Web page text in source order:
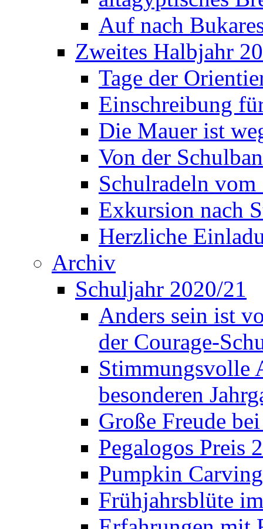
Auf nach
Zweites Halbjahr
Tage der
Einschreibung
Die Mauer ist
Von der
Schulradeln
Exkursion nach
Herzliche
Archiv
Schuljahr 2020/21
Anders sein ist
der Courage-
Stimmungsvolle
besonderen
Große Freude
Pegalogos Preis
Pumpkin
Frühjahrsblüte